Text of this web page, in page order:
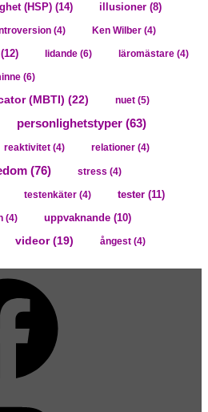
(HSP) (14) illusioner (8)
(4) Ken Wilber (4)
(12) lidande (6) läromästare (4)
(6)
(MBTI) (22) nuet (5)
personlighetstyper (63)
reaktivitet (4) relationer (4)
(76) stress (4)
testenkäter (4) tester (11)
(4) uppvaknande (10)
videor(19) ångest (4)